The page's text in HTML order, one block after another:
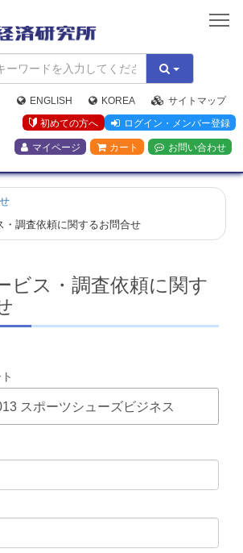
矢
野
経
済
研
究
所
ENGLISH KOREA
サイトマップ
初めての方へ
ログイン・メンバー登録
マイページ カート お問い合わせ
・調査依頼に関するお問合せ
ビス・調査依頼に関す
スポーツシューズビジネス